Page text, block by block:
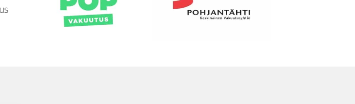
POP Vakuutus Pohjantähti